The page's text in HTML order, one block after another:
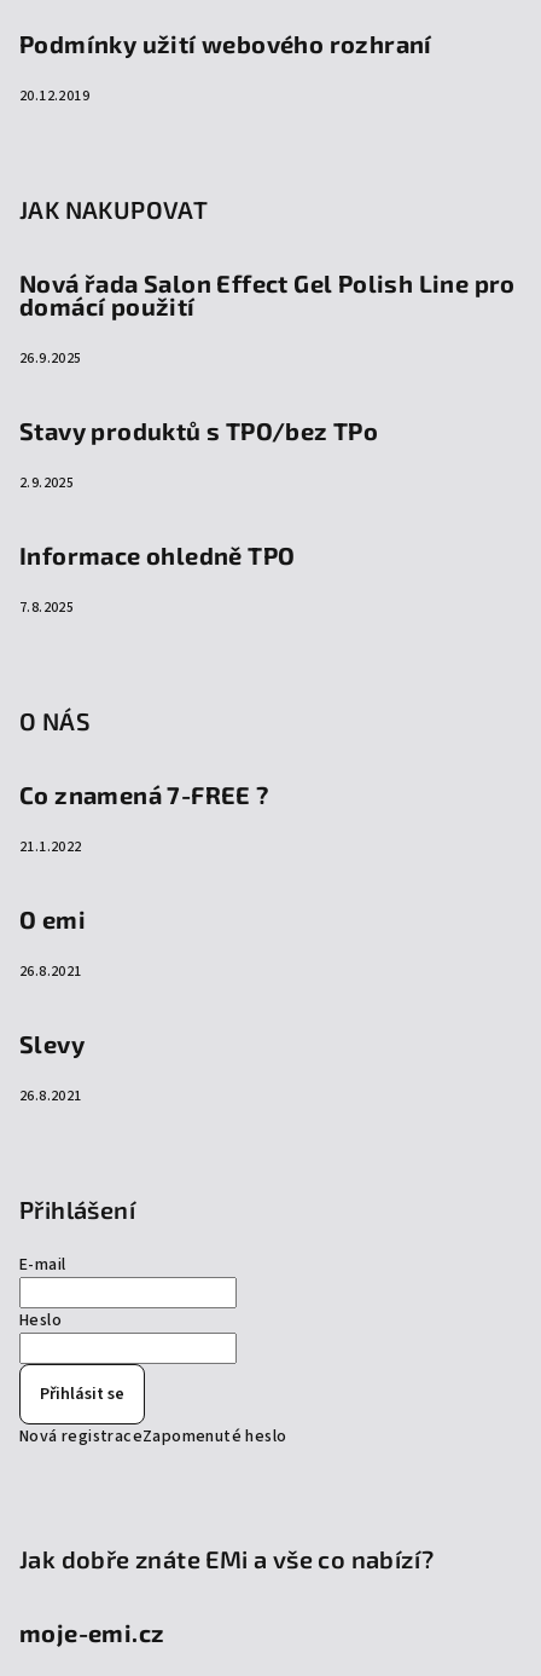
Podmínky užití webového rozhraní
20.12.2019
JAK NAKUPOVAT
Nová řada Salon Effect Gel Polish Line pro
domácí použití
26.9.2025
Stavy produktů s TPO/bez TPo
2.9.2025
Informace ohledně TPO
7.8.2025
O NÁS
Co znamená 7-FREE ?
21.1.2022
O emi
26.8.2021
Slevy
26.8.2021
Přihlášení
E-mail
Heslo
Přihlásit se
Nová registraceZapomenuté heslo
Jak dobře znáte EMi a vše co nabízí?
moje-emi.cz